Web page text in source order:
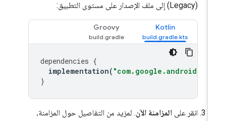
(Legacy)إلى ملف الإصدار على مستوى التطبيق:
Kotlin
Groovy
dependencies
implementation(
انقر علىالمزامنة الآن . لمزيد من التفاصيل حول المزامنة،